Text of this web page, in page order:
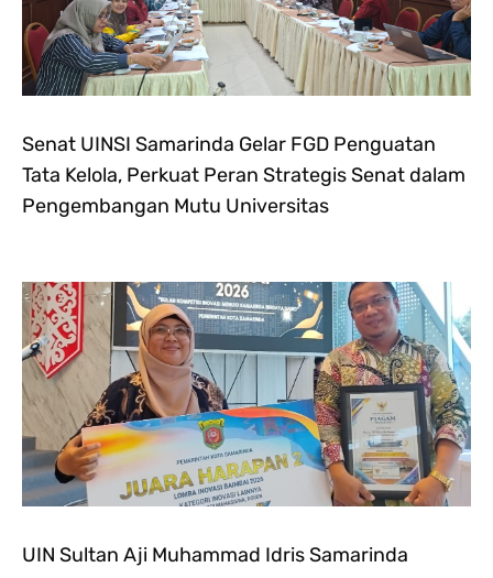
Senat UINSI Samarinda Gelar FGD Penguatan
Tata Kelola, Perkuat Peran Strategis Senat dalam
Pengembangan Mutu Universitas
UIN Sultan Aji Muhammad Idris Samarinda